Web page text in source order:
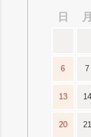
日
月
6 7
13 14
20 21